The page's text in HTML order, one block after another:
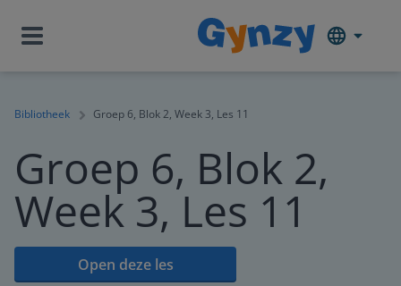
Bibliotheek Groep 6, Blok 2, Week 3, Les 11
Groep 6, Blok 2,
Week 3, Les 11
Open deze les